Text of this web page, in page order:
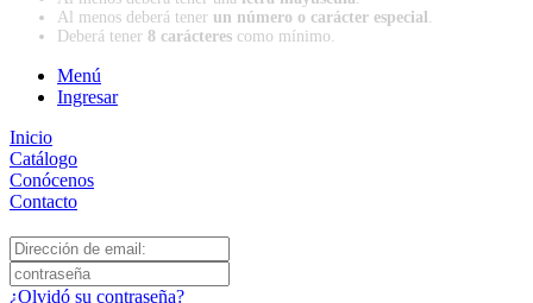
Al menos deberá tener un número o carácter especial .
Deberá tener 8 carácteres como mínimo.
Menú
Ingresar
Inicio
Catálogo
Conócenos
Contacto
¿Olvidó su contraseña?